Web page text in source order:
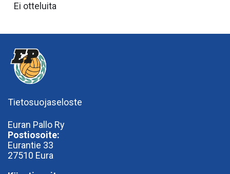
Ei otteluita
Tietosuojaseloste
Euran Pallo Ry
Postiosoite:
Eurantie 33
27510 Eura